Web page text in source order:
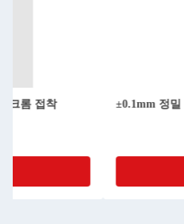
±0.1mm 정밀 CNC 가공 플라
최고의 가격